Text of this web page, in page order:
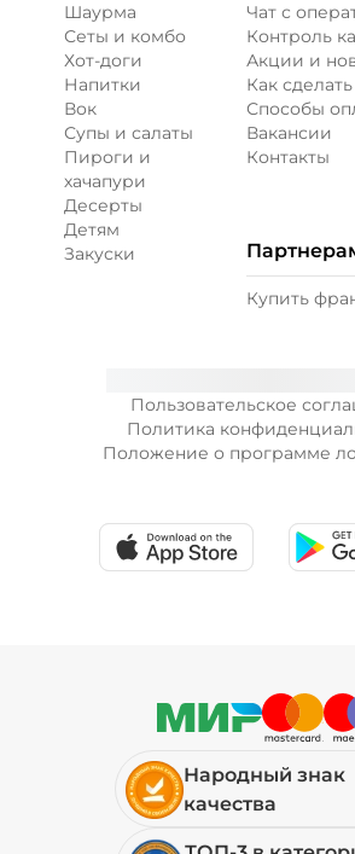
Пользовательское
Политика
Положение о программе
Шаурма
Сеты и комбо
Хот-доги
Напитки
Вок
Супы и салаты
Пироги и
хачапури
Десерты
Детям
Закуски
Чат с
Контроль
Акции и
Как сделать
Способы
Вакансии
Контакты
Купить
Народный знак
качества